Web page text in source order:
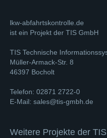
lkw-abfahrtskontrolle.de
ist ein Projekt der TIS GmbH
TIS Technische
Müller-Armack-Str. 8
46397 Bocholt
Telefon: 02871 2722-0
E-Mail: sales@tis-gmbh.de
Weitere Projekte der